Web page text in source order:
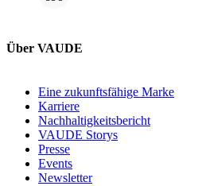
Über VAUDE
Eine zukunftsfähige Marke
Karriere
Nachhaltigkeitsbericht
VAUDE Storys
Presse
Events
Newsletter